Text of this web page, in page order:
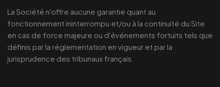
La Société n'offre aucune garantie quant au
fonctionnement ininterrompu et/ou à la continuité du Site
en cas de force majeure ou d'événements fortuits tels que
définis par la réglementation en vigueur et par la
jurisprudence des tribunaux français.